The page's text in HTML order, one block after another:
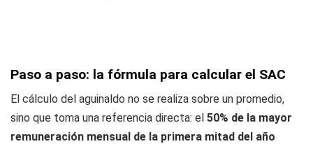
Paso a paso: la fórmula para calcular el SAC
El cálculo del aguinaldo no se realiza sobre un promedio,
sino que toma una referencia directa: el 50% de la mayor
remuneración mensual de la primera mitad del año